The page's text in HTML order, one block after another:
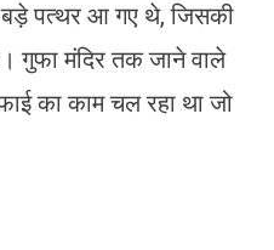
बड़े पत्थर आ गए थे, जिसकी
गुफा मंदिर तक जाने वाले
का काम चल रहा था जो